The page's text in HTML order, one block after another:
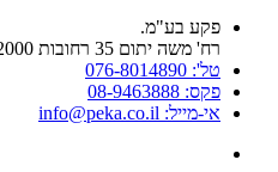
פקע בע"מ.
רח' משה יתום 35 רחובות 7612000
טל': 076-8014890
פקס: 08-9463888
אי-מייל: info@peka.co.il